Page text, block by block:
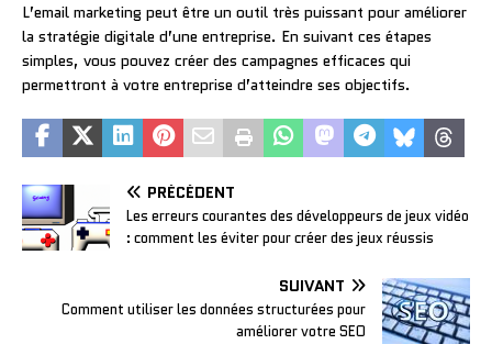
L’email marketing peut être un outil très puissant pour améliorer
la stratégie digitale d’une entreprise. En suivant ces étapes
simples, vous pouvez créer des campagnes efficaces qui
permettront à votre entreprise d’atteindre ses objectifs.
PRÉCÉDENT
Les erreurs courantes des développeurs de jeux vidéo
: comment les éviter pour créer des jeux réussis
SUIVANT
Comment utiliser les données structurées pour
améliorer votre SEO